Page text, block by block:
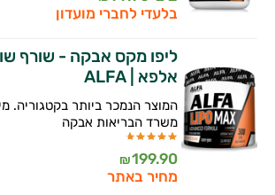
בלעדי לחברי מועדון
ליפו מקס אבקה - שורף
אלפא | ALFA
המוצר הנמכר ביותר בקטגוריה.
משרד הבריאות אבקה
199.90
₪
מחיר באתר